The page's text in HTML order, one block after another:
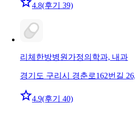
4.8(후기 39)
리체한방병원 가정의학과, 내과
경기도 구리시 경춘로162번길
4.9(후기 40)